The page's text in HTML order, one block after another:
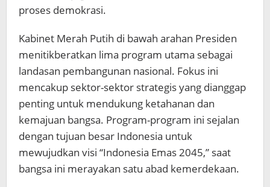
proses demokrasi.
Kabinet Merah Putih di bawah arahan Presiden
menitikberatkan lima program utama sebagai
landasan pembangunan nasional. Fokus ini
mencakup sektor-sektor strategis yang dianggap
penting untuk mendukung ketahanan dan
kemajuan bangsa. Program-program ini sejalan
dengan tujuan besar Indonesia untuk
mewujudkan visi “Indonesia Emas 2045,” saat
bangsa ini merayakan satu abad kemerdekaan.